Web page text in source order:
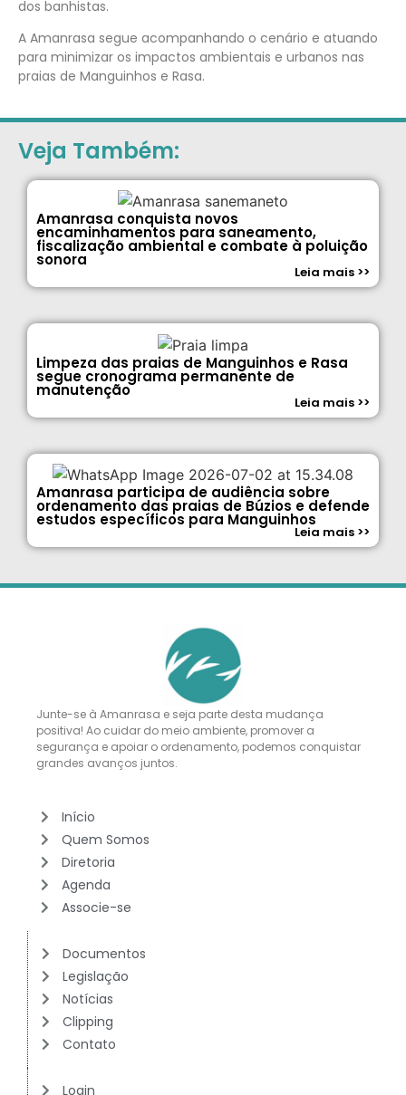
dos banhistas.
A Amanrasa segue acompanhando o cenário e atuando
para minimizar os impactos ambientais e urbanos nas
praias de Manguinhos e Rasa.
Veja Também:
Amanrasa conquista novos
encaminhamentos para saneamento,
fiscalização ambiental e combate à poluição
sonora
Leia mais >>
Limpeza das praias de Manguinhos e Rasa
segue cronograma permanente de
manutenção
Leia mais >>
Amanrasa participa de audiência sobre
ordenamento das praias de Búzios e defende
estudos específicos para Manguinhos
Leia mais >>
Junte-se à Amanrasa e seja parte desta mudança
positiva! Ao cuidar do meio ambiente, promover a
segurança e apoiar o ordenamento, podemos conquistar
grandes avanços juntos.
Início
Quem Somos
Diretoria
Agenda
Associe-se
Documentos
Legislação
Notícias
Clipping
Contato
Login